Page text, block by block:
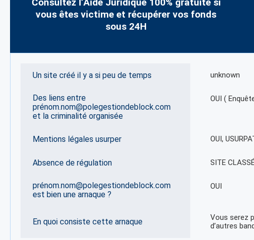
Consultez l’Aide Juridique 100% gratuite si
vous êtes victime et récupérer vos fonds
sous 24H
Un site créé il y a si peu de temps unknown
Des liens entre
prénom.nom@polegestiondeblock.com
et la criminalité organisée
OUI (
Mentions légales usurper OUI,
Absence de régulation SITE
prénom.nom@polegestiondeblock.com
est bien une arnaque ?
OUI
En quoi consiste cette arnaque
Vous serez
d’autres